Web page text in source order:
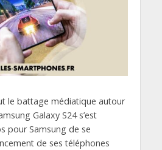
le battage médiatique autour
Galaxy S24 s’est
pour Samsung de se
de ses téléphones